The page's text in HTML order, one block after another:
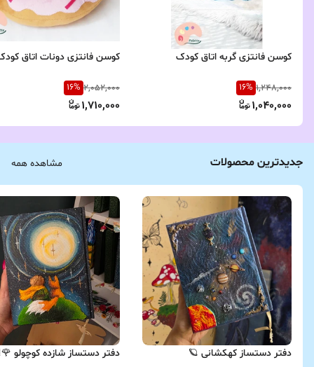
کوسن فانتزی گربه اتاق کودک
1,248,000
16%
1,040,000
کوسن فانتزی دونات اتاق
2,052,000
16%
1,710,000
جدیدترین محصولات مشاهده همه
دفتر دستساز کهکشانی 🪐 دفتر دستساز شازده کوچولو